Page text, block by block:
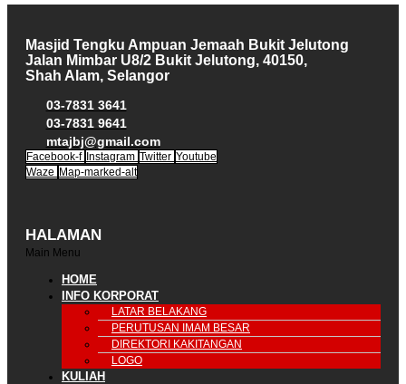
Masjid Tengku Ampuan Jemaah Bukit Jelutong
Jalan Mimbar U8/2 Bukit Jelutong, 40150,
Shah Alam, Selangor
03-7831 3641
03-7831 9641
mtajbj@gmail.com
Facebook-f Instagram Twitter Youtube
Waze Map-marked-alt
HALAMAN
Main Menu
HOME
INFO KORPORAT
LATAR BELAKANG
PERUTUSAN IMAM BESAR
DIREKTORI KAKITANGAN
LOGO
KULIAH